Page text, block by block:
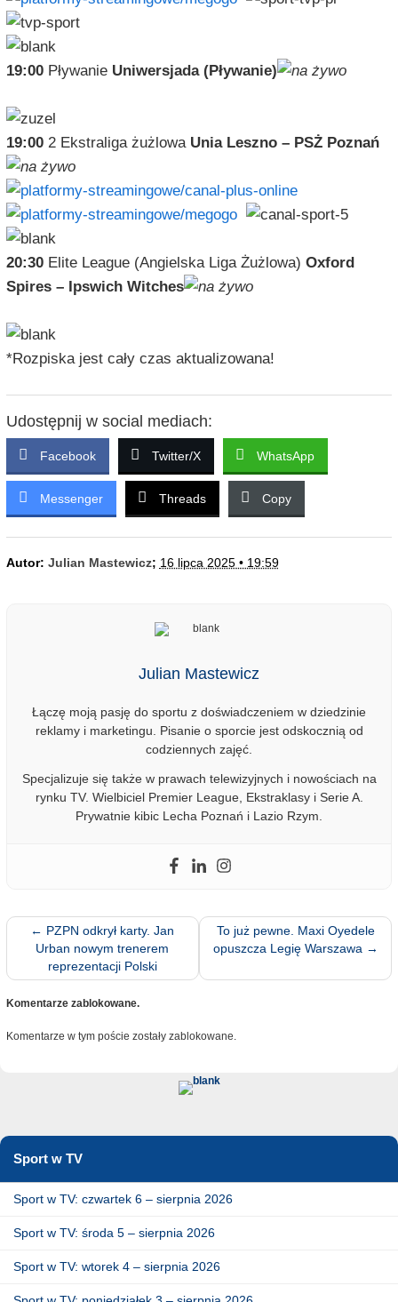
19:00Pływanie Uniwersjada (Pływanie)
19:002 Ekstraliga żużlowa Unia Leszno – PSŻ Poznań
20:30Elite League (Angielska Liga Żużlowa) Oxford
Spires – Ipswich Witches
*Rozpiska jest cały czas aktualizowana!
Udostępnij w social mediach:
Facebook Twitter/X WhatsApp
Messenger Threads Copy
Autor: Julian Mastewicz; 16 lipca 2025 • 19:59
Julian Mastewicz
Łączę moją pasję do sportu z doświadczeniem w dziedzinie
reklamy i marketingu. Pisanie o sporcie jest odskocznią od
codziennych zajęć.
Specjalizuje się także w prawach telewizyjnych i nowościach na
rynku TV. Wielbiciel Premier League, Ekstraklasy i Serie A.
Prywatnie kibic Lecha Poznań i Lazio Rzym.
← PZPN odkrył karty. Jan
Urban nowym trenerem
reprezentacji Polski
To już pewne. Maxi Oyedele
opuszcza Legię Warszawa →
Komentarze zablokowane.
Komentarze w tym poście zostały zablokowane.
Sport w TV
Sport w TV: czwartek 6 – sierpnia 2026
Sport w TV: środa 5 – sierpnia 2026
Sport w TV: wtorek 4 – sierpnia 2026